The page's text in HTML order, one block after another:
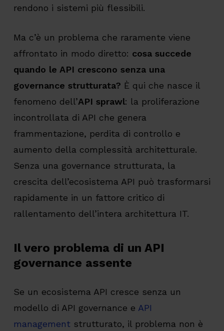
rendono i sistemi più flessibili.
Ma c’è un problema che raramente viene
affrontato in modo diretto: cosa succede
quando le API crescono senza una
governance strutturata? È qui che nasce il
fenomeno dell’API sprawl: la proliferazione
incontrollata di API che genera
frammentazione, perdita di controllo e
aumento della complessità architetturale.
Senza una governance strutturata, la
crescita dell’ecosistema API può trasformarsi
rapidamente in un fattore critico di
rallentamento dell’intera architettura IT.
Il vero problema di un API
governance assente
Se un ecosistema API cresce senza un
modello di API governance e API
managementstrutturato, il problema non è